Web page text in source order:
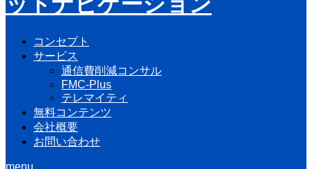
コンセプト
サービス
通信費削減コンサル
FMC-Plus
テレマイティ
無料コンテンツ
会社概要
お問い合わせ